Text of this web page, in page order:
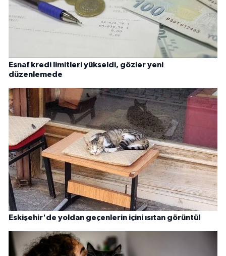
Esnaf kredi limitleri yükseldi, gözler yeni
düzenlemede
Eskişehir'de yoldan geçenlerin içini ısıtan görüntü!